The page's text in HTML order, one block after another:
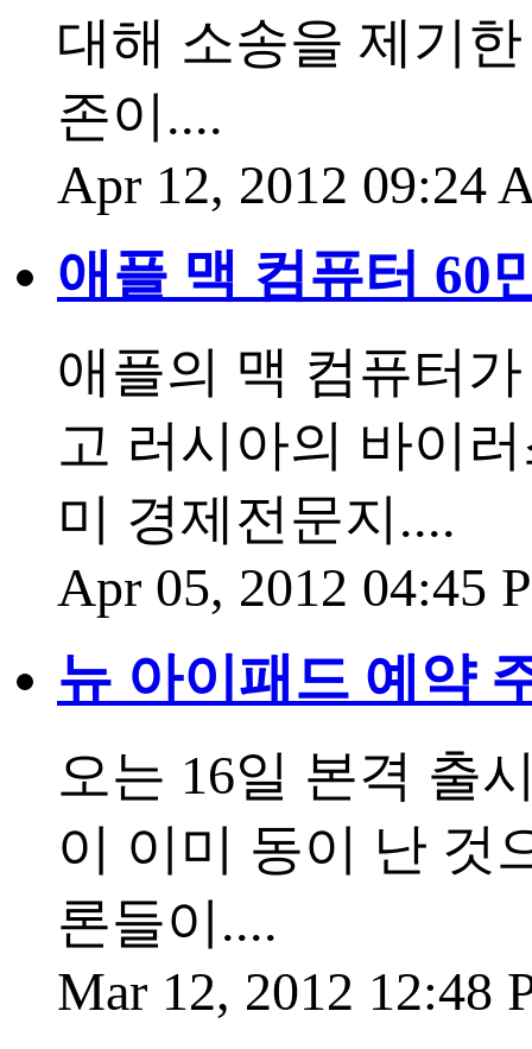
대해 소송을 제기
존이....
Apr 12, 2012 09:24
애플 맥 컴퓨터 60
애플의 맥 컴퓨터
고 러시아의 바이
미 경제전문지....
Apr 05, 2012 04:45
뉴 아이패드 예약
오는 16일 본격 출
이 이미 동이 난 것
론들이....
Mar 12, 2012 12:48